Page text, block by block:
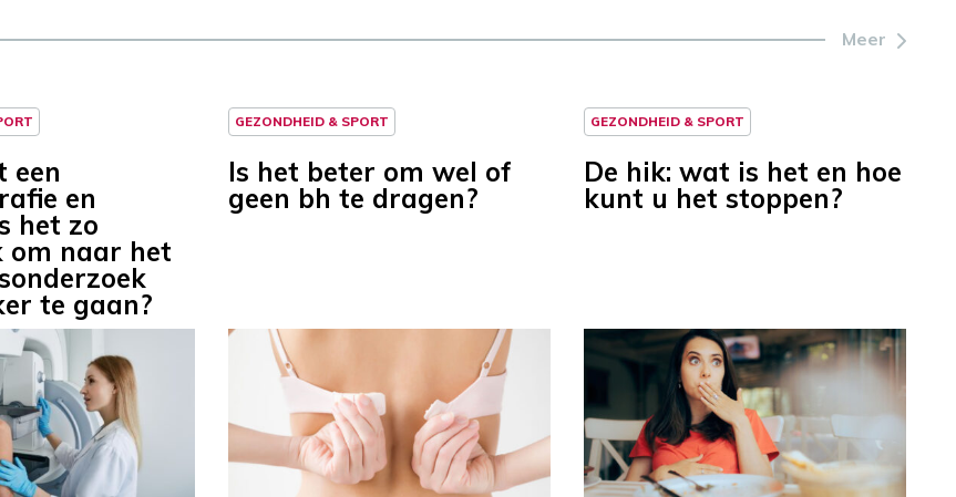
Meer
een
en
het zo
om naar het
te gaan?
GEZONDHEID & SPORT
Is het beter om wel of
geen bh te dragen?
GEZONDHEID & SPORT
De hik: wat is het en hoe
kunt u het stoppen?